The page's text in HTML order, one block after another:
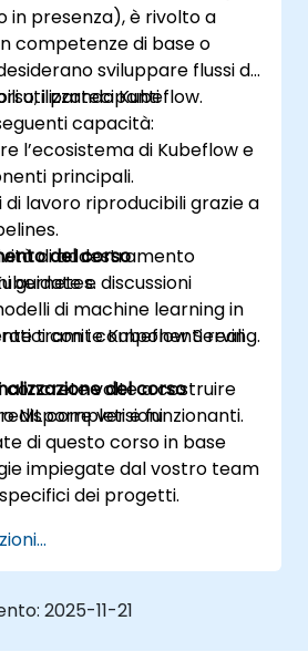
in presenza), è rivolto a
competenze di base o
sviluppare flussi di
utilizzando Kubeflow.
i partecipanti
capacità:
l’ecosistema di Kubeflow e
principali.
di lavoro riproducibili grazie a
di addestramento
di machine learning in
tramite Kubeflow Serving.
del corso
guidate e discussioni
con i componenti reali
concrete volte a costruire
ML completi e funzionanti.
del corso
versioni
di questo corso in base
impiegate dal vostro team
dei progetti.
2025-11-21